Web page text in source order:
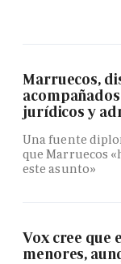
Marruecos,
jurídicos y
Una fuente
que Marruecos
este asunto»
Vox cree que
menores,